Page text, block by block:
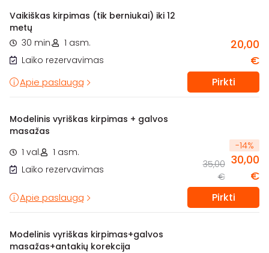
Vaikiškas kirpimas (tik berniukai) iki 12
metų
30 min.
1 asm.
Laiko rezervavimas
20,00
€
Apie paslaugą Pirkti
Modelinis vyriškas kirpimas + galvos
masažas
1 val.
1 asm.
Laiko rezervavimas
-14%
35,00
€
30,00
€
Apie paslaugą Pirkti
Modelinis vyriškas kirpimas+galvos
masažas+antakių korekcija